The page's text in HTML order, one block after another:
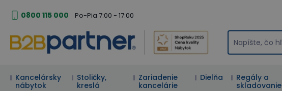
0800 115 000 Po-Pia 7:00 - 17:00
Kancelársky
nábytok
Stoličky,
kreslá
Zariadenie
kancelárie
Dielňa
Regály a
skladovanie